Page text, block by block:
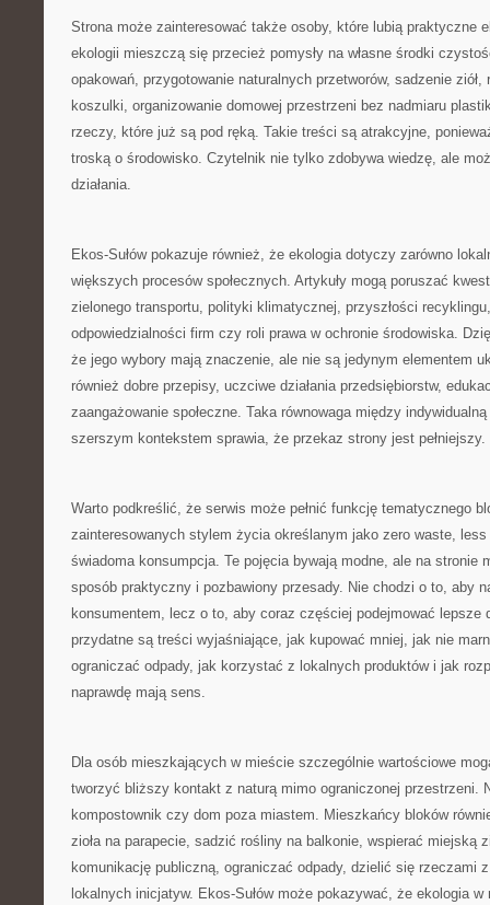
Strona może zainteresować także osoby, które lubią praktyczne
ekologii mieszczą się przecież pomysły na własne środki
opakowań, przygotowanie naturalnych przetworów, sadzenie
koszulki, organizowanie domowej przestrzeni bez nadmiaru
rzeczy, które już są pod ręką. Takie treści są atrakcyjne,
troską o środowisko. Czytelnik nie tylko zdobywa wiedzę, ale
działania.
Ekos-Sułów pokazuje również, że ekologia dotyczy zarówno
większych procesów społecznych. Artykuły mogą poruszać
zielonego transportu, polityki klimatycznej, przyszłości
odpowiedzialności firm czy roli prawa w ochronie środowiska.
że jego wybory mają znaczenie, ale nie są jedynym elementem
również dobre przepisy, uczciwe działania przedsiębiorstw,
zaangażowanie społeczne. Taka równowaga między
szerszym kontekstem sprawia, że przekaz strony jest pełniejszy.
Warto podkreślić, że serwis może pełnić funkcję tematycznego
zainteresowanych stylem życia określanym jako zero waste,
świadoma konsumpcja. Te pojęcia bywają modne, ale na stronie
sposób praktyczny i pozbawiony przesady. Nie chodzi o to, aby
konsumentem, lecz o to, aby coraz częściej podejmować lepsze
przydatne są treści wyjaśniające, jak kupować mniej, jak nie
ograniczać odpady, jak korzystać z lokalnych produktów i jak
naprawdę mają sens.
Dla osób mieszkających w mieście szczególnie wartościowe
tworzyć bliższy kontakt z naturą mimo ograniczonej przestrzeni.
kompostownik czy dom poza miastem. Mieszkańcy bloków
zioła na parapecie, sadzić rośliny na balkonie, wspierać miejską
komunikację publiczną, ograniczać odpady, dzielić się rzeczami
lokalnych inicjatyw. Ekos-Sułów może pokazywać, że ekologia